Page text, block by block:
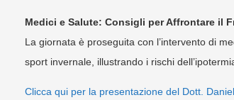
Medici e Salute: Consigli per Affrontare il
La giornata è proseguita con l’intervento di
sport invernale, illustrando i rischi
Clicca qui per la presentazione del Dott.